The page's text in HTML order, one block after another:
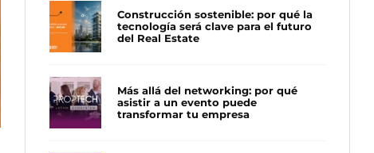
Construcción sostenible: por qué la
tecnología será clave para el futuro
del Real Estate
Más allá del networking: por qué
asistir a un evento puede
transformar tu empresa